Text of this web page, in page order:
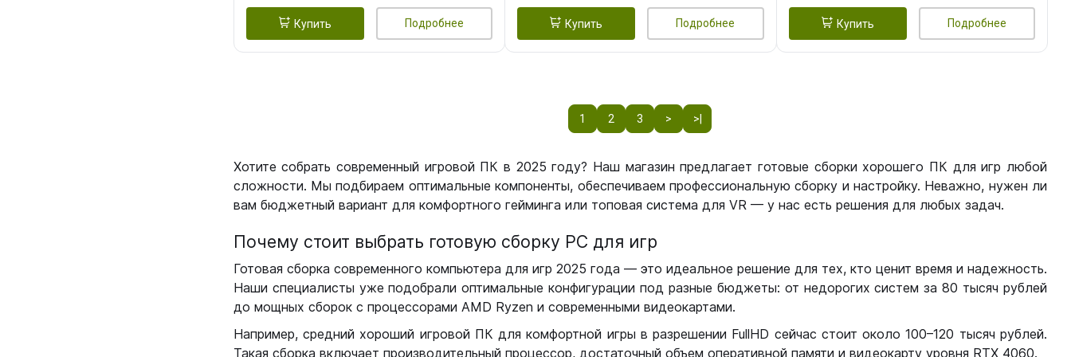
Купить Подробнее Купить Подробнее Купить Подробнее
1 2 3 > >|
Хотите собрать современный игровой ПК в 2025 году? Наш магазин предлагает готовые сборки хорошего ПК для игр любой
сложности. Мы подбираем оптимальные компоненты, обеспечиваем профессиональную сборку и настройку. Неважно, нужен ли
вам бюджетный вариант для комфортного гейминга или топовая система для VR — у нас есть решения для любых задач.
Почему стоит выбрать готовую сборку РС для игр
Готовая сборка современного компьютера для игр 2025 года — это идеальное решение для тех, кто ценит время и надежность.
Наши специалисты уже подобрали оптимальные конфигурации под разные бюджеты: от недорогих систем за 80 тысяч рублей
до мощных сборок с процессорами AMD Ryzen и современными видеокартами.
Например, средний хороший игровой ПК для комфортной игры в разрешении FullHD сейчас стоит около 100–120 тысяч рублей.
Такая сборка включает производительный процессор, достаточный объем оперативной памяти и видеокарту уровня RTX 4060.